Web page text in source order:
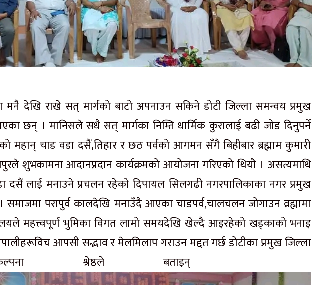
मनै देखि राखे सत् मार्गको बाटो अपनाउन सकिने डोटी जिल्ला समन्वय प्रमुख
छन् । मानिसले सधै सत् मार्गका निम्ति धार्मिक कुरालाई बढी जोड दिनुपर्ने
महान् चाड वडा दसैं,तिहार र छठ पर्वको आगमन सँगै बिहीबार ब्रह्माम कुमारी
शुभकामना आदानप्रदान कार्यक्रमको आयोजना गरिएको थियोे । असत्यमाथि
दसैं लाई मनाउने प्रचलन रहेको दिपायल सिलगढी नगरपालिकाका नगर प्रमुख
परापुर्व कालदेखि मनाउँदै आएका चाडपर्व,चालचलन जोगाउन व्रह्मामा
महत्त्वपूर्ण भुमिका विगत लामो समयदेखि खेल्दै आइरहेको खड्काको भनाइ
आपसी सद्भाव र मेलमिलाप गराउन मद्दत गर्छ डोटीका प्रमुख जिल्ला
कल्पना श्रेष्ठले बताइन्